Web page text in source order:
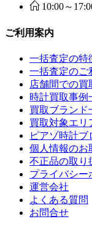
10:00～
ご利用案内
一括査定の特
一括査定のご
店舗間での買
時計買取事例
買取ブランド
買取対象エリ
ピアゾ時計ブ
個人情報のお
不正品の取り
プライバシー
運営会社
よくある質問
お問合せ